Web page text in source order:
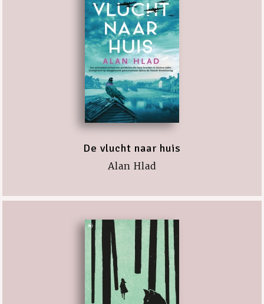
De vlucht naar huis
Alan Hlad